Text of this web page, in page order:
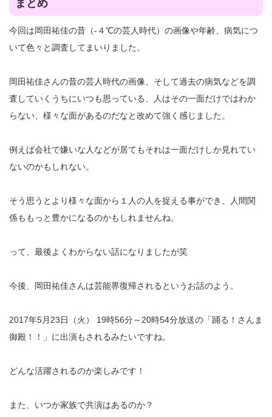
まとめ
今回は岡田祐佳の昔（-４℃の芸人時代）の画像や年齢、病気につ
いて色々と調査してまいりました。
岡田祐佳さんの昔の芸人時代の画像、そして過去の病気などを調
査していくうちにいつも思っている、人はその一面だけではわか
らない、様々な面があるのだなと改めて強く感じました。
例えば会社で嫌いな人などが居てもそれは一面だけしか見れてい
ないのかもしれない。
そう思うとより様々な面から１人の人を捉える事ができ、人間関
係ももっと豊かになるのかもしれませんね。
って、最後よくわからない話になりましたが笑
今後、岡田祐佳さんは芸能界復帰されるというお話のよう。
2017年5月23日（火） 19時56分～20時54分放送の「踊る！さんま
御殿！！」に出演もされるみたいですね。
どんな活躍されるのか楽しみです！
また、いつか家族で共演はあるのか？